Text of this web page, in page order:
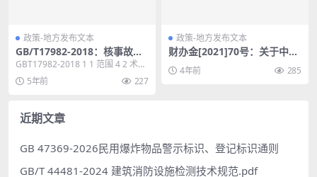
政策-地方发布文本
GB/T17982-2018：核事故应
急情况下公众受照剂量估算的
模式和参数
GBT17982-2018 1 1 范围 4 2 术语
和定义 4 3 基本原则 ...
5年前 227
政策-地方发布文本
财办金[2021]70号：关于中央
金融企业积极做好防汛抗灾工
作有关事项的通知
4年前 285
近期文章
GB 47369-2026民用爆炸物品警示标识、登记标识通则
GB/T 44481-2024 建筑消防设施检测技术规范.pdf